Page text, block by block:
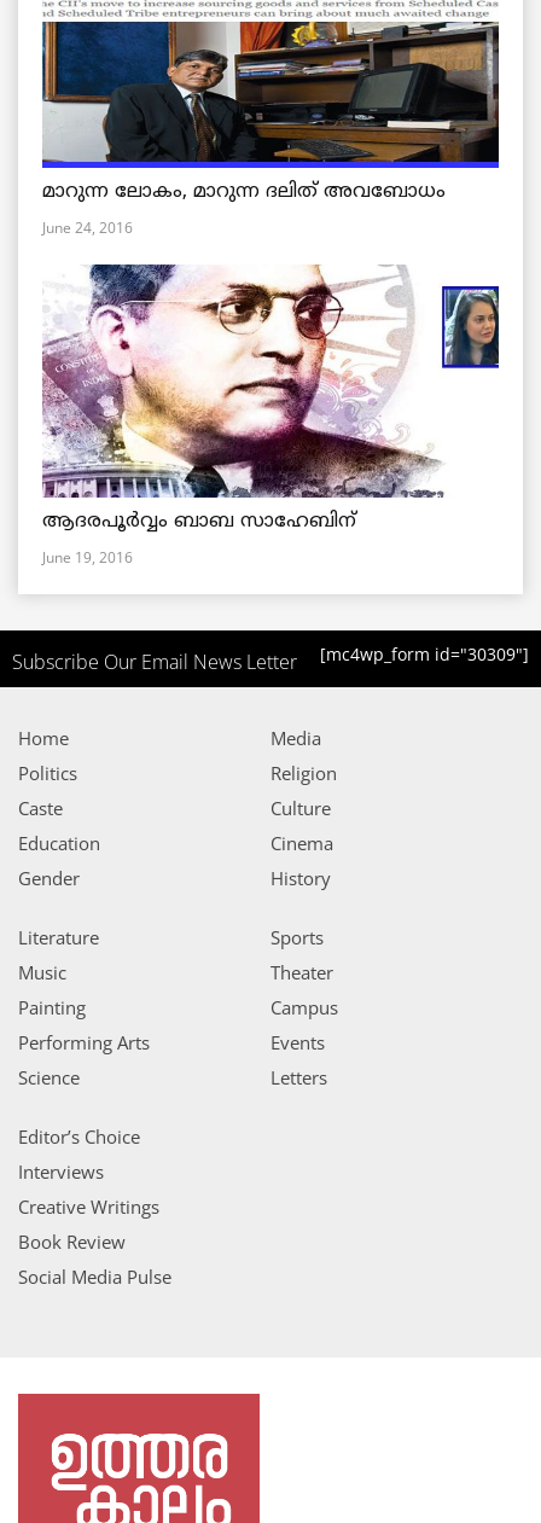
മാറുന്ന ലോകം, മാറുന്ന ദലിത് അവബോധം
June 24, 2016
ആദരപൂര്‍വ്വം ബാബ സാഹേബിന്
June 19, 2016
Subscribe Our Email News Letter [mc4wp_form id="30309"]
Home
Politics
Caste
Education
Gender
Media
Religion
Culture
Cinema
History
Literature
Music
Painting
Performing Arts
Science
Sports
Theater
Campus
Events
Letters
Editor’s Choice
Interviews
Creative Writings
Book Review
Social Media Pulse